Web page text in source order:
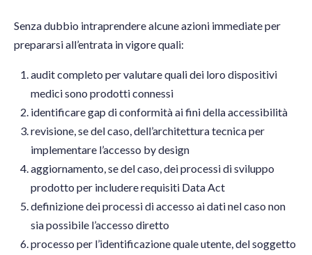
Senza dubbio intraprendere alcune azioni immediate per
prepararsi all’entrata in vigore quali:
audit completo per valutare quali dei loro dispositivi
medici sono prodotti connessi
identificare gap di conformità ai fini della accessibilità
revisione, se del caso, dell’architettura tecnica per
implementare l’accesso by design
aggiornamento, se del caso, dei processi di sviluppo
prodotto per includere requisiti Data Act
definizione dei processi di accesso ai dati nel caso non
sia possibile l’accesso diretto
processo per l’identificazione quale utente, del soggetto